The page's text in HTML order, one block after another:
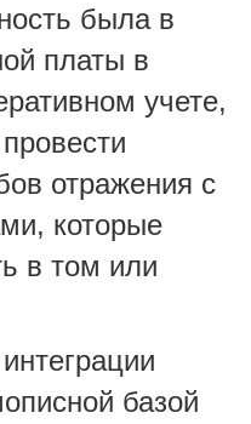
была в
платы в
учете,
отражения с
которые
в том или
базой